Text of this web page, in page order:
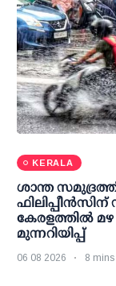
KERALA
ശാന്ത
കേരളത്തില്‍
മുന്നറിയിപ്പ്
06 08 2026 8 mins